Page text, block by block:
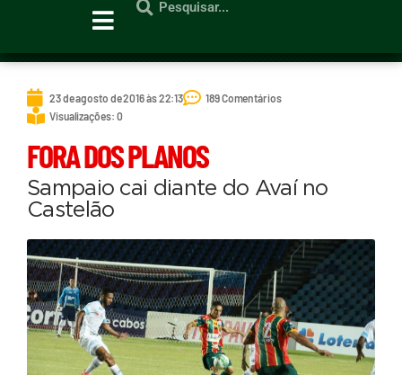
23 de agosto de 2016 às 22:13
189 Comentários
Visualizações: 0
FORA DOS PLANOS
Sampaio cai diante do Avaí no
Castelão